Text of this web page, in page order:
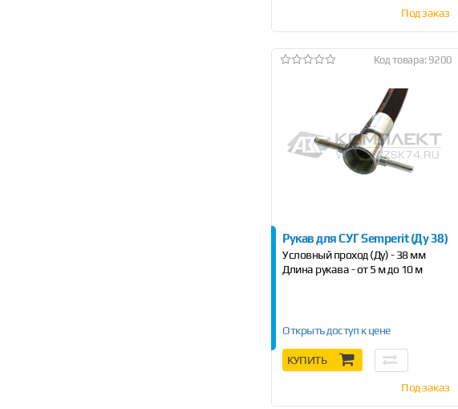
Под заказ
Код товара: 9200
Рукав для СУГ Semperit (Ду 38)
Условный проход (Ду) - 38 мм
Длина рукава - от 5 м до 10 м
Открыть доступ к цене
КУПИТЬ
Под заказ